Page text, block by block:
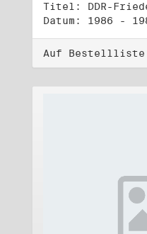
Datum: 1986 -
Auf Bestellliste